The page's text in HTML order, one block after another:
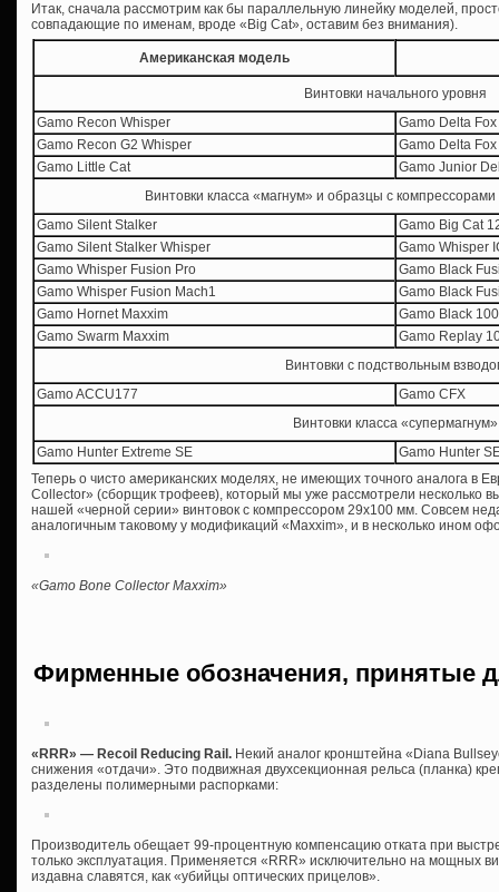
Итак, сначала рассмотрим как бы параллельную линейку моделей,
совпадающие по именам, вроде «Big Cat», оставим без внимания).
Американская модель
Винтовки начального уровня
Gamo Recon Whisper
Gamo Delta
Gamo Recon G2 Whisper
Gamo Delta
Gamo Little Cat
Gamo Junior
Винтовки класса «магнум» и образцы с
Gamo Silent Stalker
Gamo Big Cat
Gamo Silent Stalker Whisper
Gamo Whisper
Gamo Whisper Fusion Pro
Gamo Black
Gamo Whisper Fusion Mach1
Gamo Black
Gamo Hornet Maxxim
Gamo Black
Gamo Swarm Maxxim
Gamo Replay
Винтовки с подствольным
Gamo ACCU177
Gamo CFX
Винтовки класса «супермагнум»
Gamo Hunter Extreme SE
Gamo Hunter
Теперь о чисто американских моделях, не имеющих точного аналога в
Collector» (сборщик трофеев), который мы уже рассмотрели несколько
нашей «черной серии» винтовок с компрессором 29х100 мм. Совсем
аналогичным таковому у модификаций «Maxxim», и в несколько ином
«Gamo Bone Collector Maxxim»
Фирменные обозначения, принятые
«RRR» — Recoil Reducing Rail. Некий аналог кронштейна «Diana
снижения «отдачи». Это подвижная двухсекционная рельса (планка)
разделены полимерными распорками:
Производитель обещает 99-процентную компенсацию отката при
только эксплуатация. Применяется «RRR» исключительно на мощных
издавна славятся, как «убийцы оптических прицелов».